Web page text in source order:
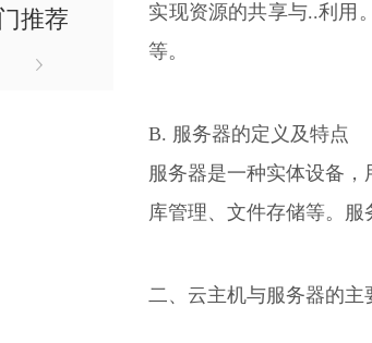
推荐
实现资源的共享与..利用
等。
B. 服务器的定义及特点
服务器是一种实体设备
库管理、文件存储等。服
二、云主机与服务器的主